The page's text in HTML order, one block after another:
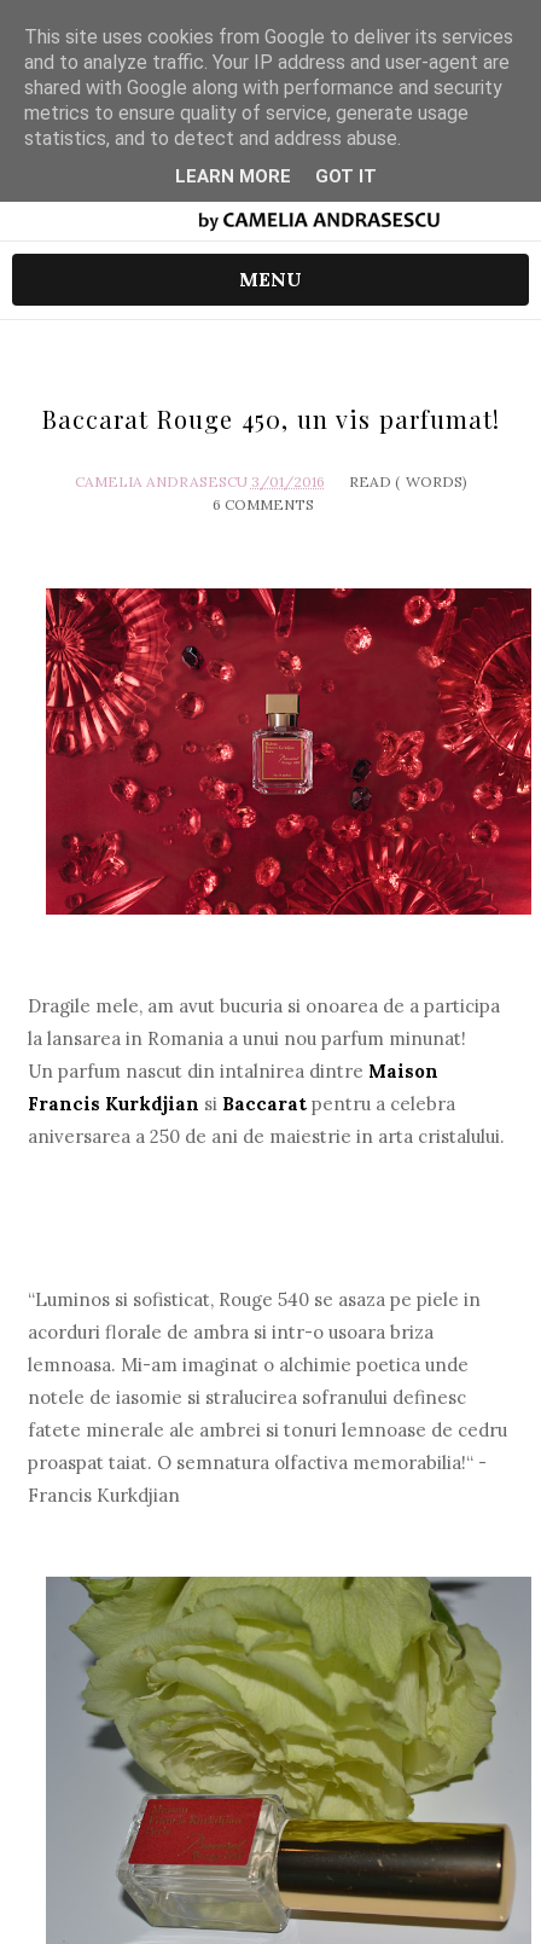
MENU
Baccarat Rouge 450, un vis parfumat!
CAMELIA ANDRASESCU 3/01/2016 READ ( WORDS)
6 COMMENTS
Dragile mele, am avut bucuria si onoarea de a participa
la lansarea in Romania a unui nou parfum minunat!
Un parfum nascut din intalnirea dintre Maison
Francis Kurkdjian si Baccarat pentru a celebra
aniversarea a 250 de ani de maiestrie in arta cristalului.
“Luminos si sofisticat, Rouge 540 se asaza pe piele in
acorduri florale de ambra si intr-o usoara briza
lemnoasa. Mi-am imaginat o alchimie poetica unde
notele de iasomie si stralucirea sofranului definesc
fatete minerale ale ambrei si tonuri lemnoase de cedru
proaspat taiat. O semnatura olfactiva memorabilia!“ -
Francis Kurkdjian
This site uses cookies from Google to deliver its services
and to analyze traffic. Your IP address and user-agent are
shared with Google along with performance and security
metrics to ensure quality of service, generate usage
statistics, and to detect and address abuse.
LEARN MORE GOT IT